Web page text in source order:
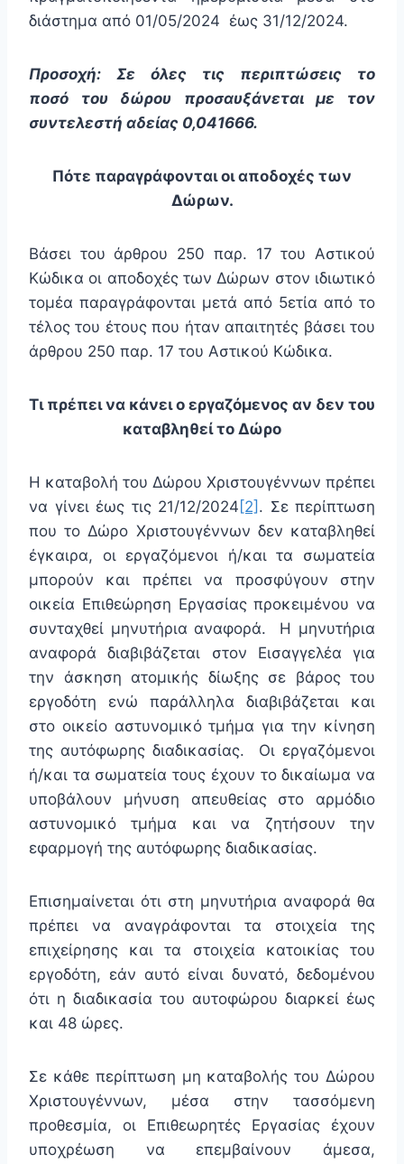
διάστημα από 01/05/2024 έως 31/12/2024.
Προσοχή: Σε όλες τις περιπτώσεις το
ποσό του δώρου προσαυξάνεται με τον
συντελεστή αδείας 0,041666.
Πότε παραγράφονται οι αποδοχές των
Δώρων.
Βάσει του άρθρου 250 παρ. 17 του Αστικού
Κώδικα οι αποδοχές των Δώρων στον ιδιωτικό
τομέα παραγράφονται μετά από 5ετία από το
τέλος του έτους που ήταν απαιτητές βάσει του
άρθρου 250 παρ. 17 του Αστικού Κώδικα.
Τι πρέπει να κάνει ο εργαζόμενος αν δεν του
καταβληθεί το Δώρο
Η καταβολή του Δώρου Χριστουγέννων πρέπει
να γίνει έως τις 21/12/2024 [2] . Σε περίπτωση
που το Δώρο Χριστουγέννων δεν καταβληθεί
έγκαιρα, οι εργαζόμενοι ή/και τα σωματεία
μπορούν και πρέπει να προσφύγουν στην
οικεία Επιθεώρηση Εργασίας προκειμένου να
συνταχθεί μηνυτήρια αναφορά. Η μηνυτήρια
αναφορά διαβιβάζεται στον Εισαγγελέα για
την άσκηση ατομικής δίωξης σε βάρος του
εργοδότη ενώ παράλληλα διαβιβάζεται και
στο οικείο αστυνομικό τμήμα για την κίνηση
της αυτόφωρης διαδικασίας. Οι εργαζόμενοι
ή/και τα σωματεία τους έχουν το δικαίωμα να
υποβάλουν μήνυση απευθείας στο αρμόδιο
αστυνομικό τμήμα και να ζητήσουν την
εφαρμογή της αυτόφωρης διαδικασίας.
Επισημαίνεται ότι στη μηνυτήρια αναφορά θα
πρέπει να αναγράφονται τα στοιχεία της
επιχείρησης και τα στοιχεία κατοικίας του
εργοδότη, εάν αυτό είναι δυνατό, δεδομένου
ότι η διαδικασία του αυτοφώρου διαρκεί έως
και 48 ώρες.
Σε κάθε περίπτωση μη καταβολής του Δώρου
Χριστουγέννων, μέσα στην τασσόμενη
προθεσμία, οι Επιθεωρητές Εργασίας έχουν
υποχρέωση να επεμβαίνουν άμεσα,